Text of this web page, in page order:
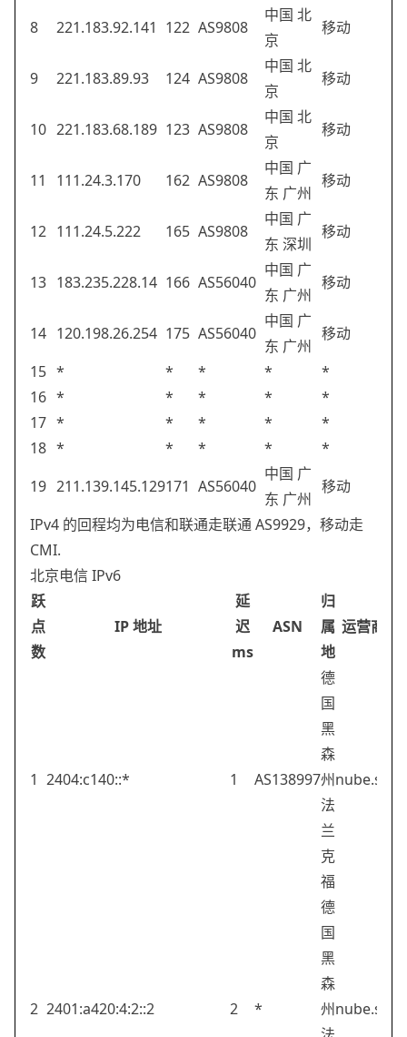
8 221.183.92.141 122 AS9808
中国 北
京
移动
9 221.183.89.93 124 AS9808
中国 北
京
移动
10 221.183.68.189 123 AS9808
中国 北
京
移动
11 111.24.3.170 162 AS9808
中国 广
东 广州
移动
12 111.24.5.222 165 AS9808
中国 广
东 深圳
移动
13 183.235.228.14 166 AS56040
中国 广
东 广州
移动
14 120.198.26.254 175 AS56040
中国 广
东 广州
移动
15 * * * *
*
16 * * * *
*
17 * * * *
*
18 * * * *
*
19 211.139.145.129171 AS56040
中国 广
东 广州
移动
IPv4 的回程均为电信和联通走联通 AS9929，移动走
CMI.
北京电信 IPv6
跃
点
数
IP 地址
延
迟
ms
ASN
归
属
地
运营商
1 2404:c140::* 1 AS138997
德
国
黑
森
州
法
兰
克
福
nube.sh
2 2401:a420:4:2::2 2 *
德
国
黑
森
州nube.sh